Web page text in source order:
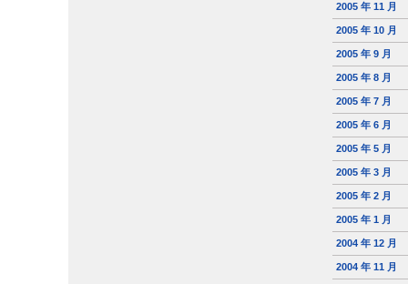
2005 年 11 月
2005 年 10 月
2005 年 9 月
2005 年 8 月
2005 年 7 月
2005 年 6 月
2005 年 5 月
2005 年 3 月
2005 年 2 月
2005 年 1 月
2004 年 12 月
2004 年 11 月